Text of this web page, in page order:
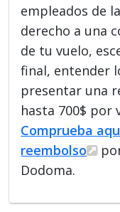
empleados de
derecho a una
de tu vuelo,
final, entender
presentar una
hasta 700$ por
Comprueba
reembolso
Dodoma.